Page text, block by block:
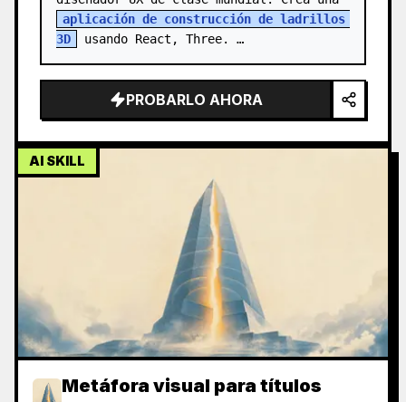
aplicación de construcción de ladrillos
3D
usando React, Three. …
PROBARLO AHORA
AI SKILL
Metáfora visual para títulos